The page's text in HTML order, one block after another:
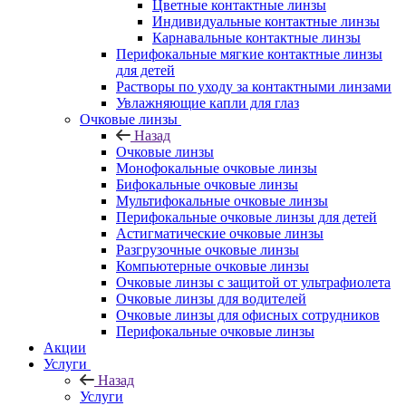
Цветные контактные линзы
Индивидуальные контактные линзы
Карнавальные контактные линзы
Перифокальные мягкие контактные линзы
для детей
Растворы по уходу за контактными линзами
Увлажняющие капли для глаз
Очковые линзы
Назад
Очковые линзы
Монофокальные очковые линзы
Бифокальные очковые линзы
Мультифокальные очковые линзы
Перифокальные очковые линзы для детей
Астигматические очковые линзы
Разгрузочные очковые линзы
Компьютерные очковые линзы
Очковые линзы с защитой от ультрафиолета
Очковые линзы для водителей
Очковые линзы для офисных сотрудников
Перифокальные очковые линзы
Акции
Услуги
Назад
Услуги